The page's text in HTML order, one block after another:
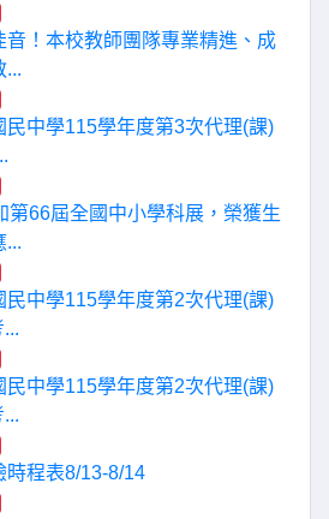
音！本校教師團隊專業精進、成
...
民中學115學年度第3次代理(課)
第66屆全國中小學科展，榮獲生
...
民中學115學年度第2次代理(課)
民中學115學年度第2次代理(課)
時程表8/13-8/14